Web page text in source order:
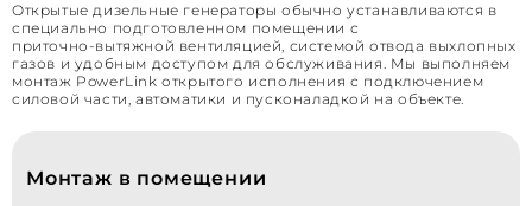
Открытые дизельные генераторы обычно устанавливаются в
специально подготовленном помещении с
приточно‑вытяжной вентиляцией, системой отвода выхлопных
газов и удобным доступом для обслуживания. Мы выполняем
монтаж PowerLink открытого исполнения с подключением
силовой части, автоматики и пусконаладкой на объекте.
Монтаж в помещении